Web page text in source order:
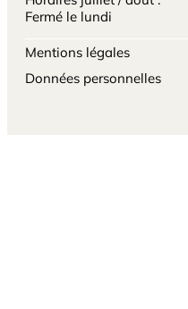
Fermé le lundi
Mentions légales
Données personnelles